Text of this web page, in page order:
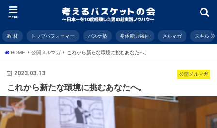
menu
教 材 トップパフォーマー バスケ塾 身体能力強化 メルマガ スキル
HOME 公開メルマガ これから新たな環境に挑むあなたへ。
公開メルマガ
2023.03.13
これから新たな環境に挑むあなたへ。